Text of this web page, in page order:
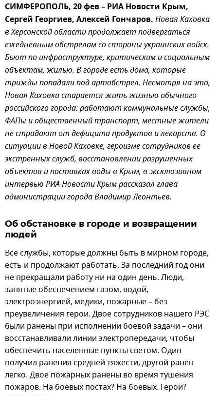
СИМФЕРОПОЛЬ, 20 фев – РИА Новости Крым,
Сергей Георгиев, Алексей Гончаров.Новая Каховка
в Херсонской области продолжает подвергаться
ежедневным обстрелам со стороны украинских войск.
Бьют по инфраструктуре, критическим и социальным
объектам, жилью. В городе есть дома, которые
трижды попадали под артобстрел. Несмотря на это,
Новая Каховка старается жить жизнью обычного
российского города: работают коммунальные службы,
ФАПы и общественный транспорт, местные жители
не страдают от дефицита продуктов и лекарств. О
ситуации в Новой Каховке, героизме сотрудников ее
экстренных служб, восстановлении разрушенных
объектов и поставках воды в Крым, в эксклюзивном
интервью РИА Новости Крым рассказал глава
администрации города Владимир Леонтьев.
Об обстановке в городе и возвращении
людей
Все службы, которые должны быть в мирном городе,
есть и продолжают работать. За последний год они
не прекращали работу ни на один день. Люди,
занятые обеспечением газом, водой,
электроэнергией, медики, пожарные – без
преувеличения герои. Двое сотрудников нашего РЭС
были ранены при исполнении боевой задачи – они
восстанавливали линии электропередачи, чтобы
обеспечить населенные пункты светом. Один
получил ранения средней тяжести, другой ранен
легко. Двое пожарных ранены во время тушения
пожаров. На боевых постах? На боевых. Герои?